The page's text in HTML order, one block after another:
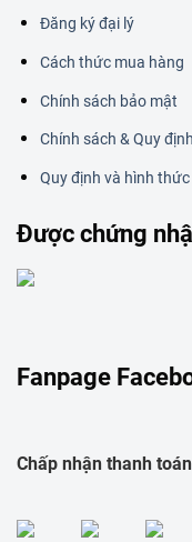
Đăng ký đại lý
Cách thức mua hàng
Chính sách bảo mật
Chính sách & Quy
Quy định và hình
Được chứng
Fanpage
Chấp nhận thanh toán